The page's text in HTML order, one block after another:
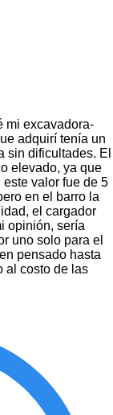
mi excavadora-
adquirí tenía un
sin dificultades. El
elevado, ya que
valor fue de 5
en el barro la
el cargador
opinión, sería
uno solo para el
pensado hasta
al costo de las